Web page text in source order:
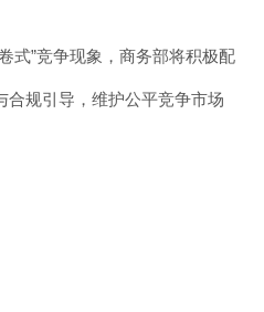
式”竞争现象，商务部将积极配
合规引导，维护公平竞争市场